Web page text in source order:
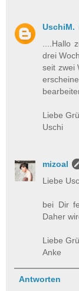
UschiM.
....Hallo
drei
seit zwei
Liebe
Uschi
mizoal
Liebe
bei Dir
Daher
Liebe
Anke
Antworten